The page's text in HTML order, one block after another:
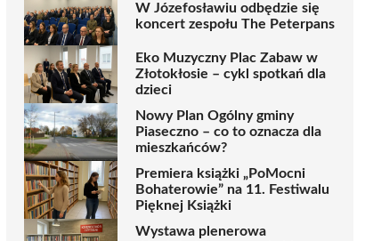
W Józefosławiu odbędzie się
koncert zespołu The Peterpans
Eko Muzyczny Plac Zabaw w
Złotokłosie – cykl spotkań dla
dzieci
Nowy Plan Ogólny gminy
Piaseczno – co to oznacza dla
mieszkańców?
Premiera książki „PoMocni
Bohaterowie” na 11. Festiwalu
Pięknej Książki
Wystawa plenerowa